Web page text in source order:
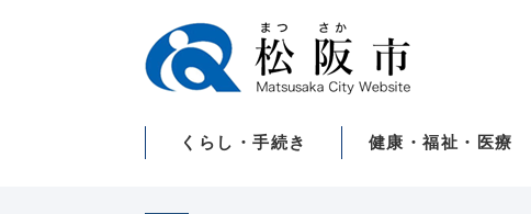
くらし・手続き 健康・福祉・医療